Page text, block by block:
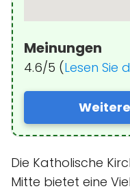
Meinungen
4.6/5 (Lesen Sie
Die Katholische
Mitte bietet eine